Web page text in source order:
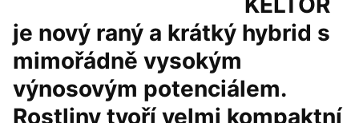
je nový raný a krátký hybrid s
mimořádně vysokým
výnosovým potenciálem.
Rostliny tvoří velmi kompaktní